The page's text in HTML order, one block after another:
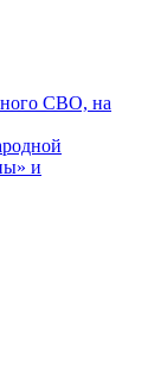
СВО, на
и